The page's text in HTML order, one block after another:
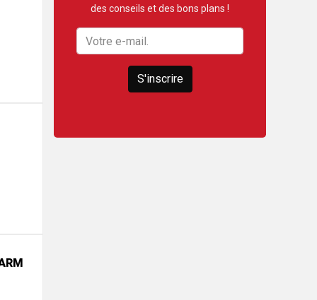
des conseils et des bons plans !
S'inscrire